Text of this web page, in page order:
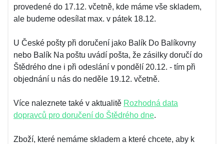
provedené do 17.12. včetně, kde máme vše skladem,
ale budeme odesílat max. v pátek 18.12.
U České pošty při doručení jako Balík Do Balíkovny
nebo Balík Na poštu uvádí pošta, že zásilky doručí do
Štědrého dne i při odeslání v pondělí 20.12. - tím při
objednání u nás do neděle 19.12. včetně.
Více naleznete také v aktualitě Rozhodná data
dopravců pro doručení do Štědrého dne.
Zboží, které nemáme skladem a které chcete, aby k